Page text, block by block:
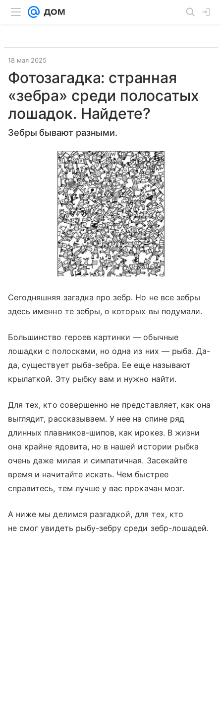
18 мая 2025
Фотозагадка: странная
«зебра» среди полосатых
лошадок. Найдете?
Зебры бывают разными.
Сегодняшняя загадка про зебр. Но не все зебры
здесь именно те зебры, о которых вы подумали.
Большинство героев картинки — обычные
лошадки с полосками, но одна из них — рыба. Да-
да, существует рыба-зебра. Ее еще называют
крылаткой. Эту рыбку вам и нужно найти.
Для тех, кто совершенно не представляет, как она
выглядит, рассказываем. У нее на спине ряд
длинных плавников-шипов, как ирокез. В жизни
она крайне ядовита, но в нашей истории рыбка
очень даже милая и симпатичная. Засекайте
время и начитайте искать. Чем быстрее
справитесь, тем лучше у вас прокачан мозг.
А ниже мы делимся разгадкой, для тех, кто
не смог увидеть рыбу-зебру среди зебр-лошадей.